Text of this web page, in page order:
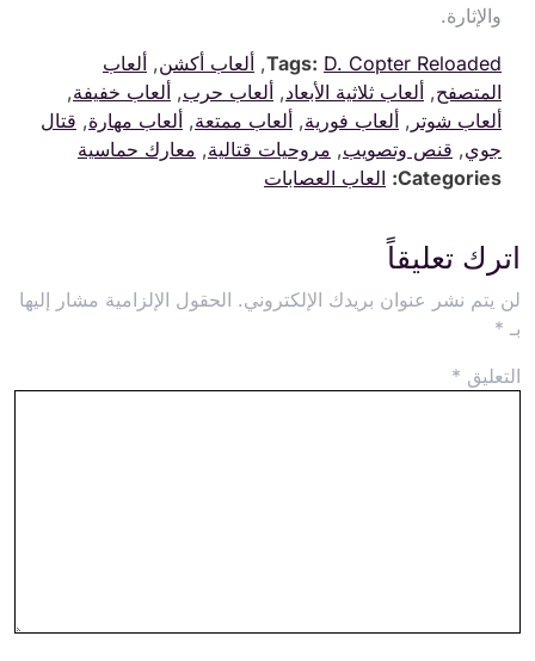
والإثارة.
Tags: D. Copter Reloaded
, ألعاب أكشن, ألعاب
المتصفح, ألعاب ثلاثية الأبعاد, ألعاب حرب, ألعاب خفيفة,
ألعاب شوتر , ألعاب فورية, ألعاب ممتعة, ألعاب مهارة, قتال
جوي, قنص وتصويب, مروحيات قتالية, معارك حماسية
Categories: العاب العصابات
اترك تعليقاً
لن يتم نشر عنوان بريدك الإلكتروني. الحقول الإلزامية مشار إليها
بـ *
التعليق *